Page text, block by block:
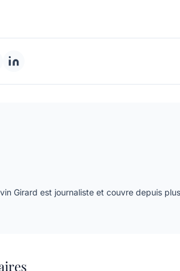
Girard est journaliste et couvre depuis